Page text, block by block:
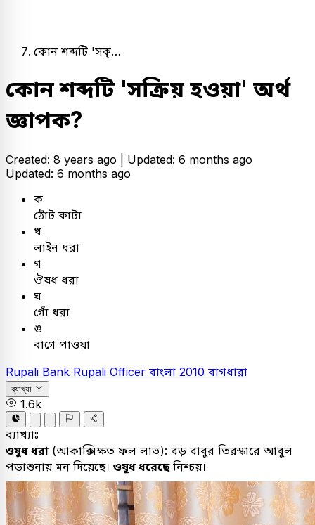
কোন শব্দটি 'সক্…
কোন শব্দটি 'সক্রিয় হওয়া' অর্থ
জ্ঞাপক?
Created: 8 years ago | Updated: 6 months ago
Updated: 6 months ago
ক
ঠোঁট কাটা
খ
লাইন ধরা
গ
ঔষধ ধরা
ঘ
গোঁ ধরা
ঙ
বাগে পাওয়া
Rupali Bank Rupali Officer বাংলা 2010 বাগধারা
ব্যাখ্যা
1.6k
ব্যাখ্যাঃ
ওষুধ ধরা (আকাক্সিক্ষত ফল লাভ): বড় বাবুর তিরস্কারে আবুল
পড়াশুনায় মন দিয়েছে। ওষুধ ধরেছে নিশ্চয়।